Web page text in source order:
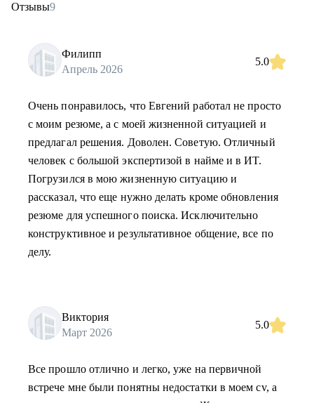
Отзывы9
Филипп
Апрель 2026
5.0
Очень понравилось, что Евгений работал не просто
с моим резюме, а с моей жизненной ситуацией и
предлагал решения. Доволен. Советую. Отличный
человек с большой экспертизой в найме и в ИТ.
Погрузился в мою жизненную ситуацию и
рассказал, что еще нужно делать кроме обновления
резюме для успешного поиска. Исключительно
конструктивное и результативное общение, все по
делу.
Виктория
Март 2026
5.0
Все прошло отлично и легко, уже на первичной
встрече мне были понятны недостатки в моем cv, а